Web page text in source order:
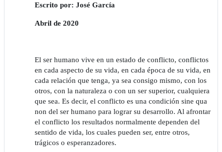
Escrito por: José García
Abril de 2020
El ser humano vive en un estado de conflicto, conflictos
en cada aspecto de su vida, en cada época de su vida, en
cada relación que tenga, ya sea consigo mismo, con los
otros, con la naturaleza o con un ser superior, cualquiera
que sea. Es decir, el conflicto es una condición sine qua
non del ser humano para lograr su desarrollo. Al afrontar
el conflicto los resultados normalmente dependen del
sentido de vida, los cuales pueden ser, entre otros,
trágicos o esperanzadores.